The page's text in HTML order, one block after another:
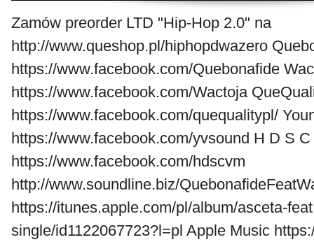
Zamów preorder LTD "Hip-Hop 2.0" na
http://www.queshop.pl/hiphopdwazero
https://www.facebook.com/Quebonafide
https://www.facebook.com/Wactoja
https://www.facebook.com/quequalitypl/
https://www.facebook.com/yvsound H D S
https://www.facebook.com/hdscvm
http://www.soundline.biz/
https://itunes.apple.com/pl/album/asceta-
single/id1122067723?l=pl Apple Music